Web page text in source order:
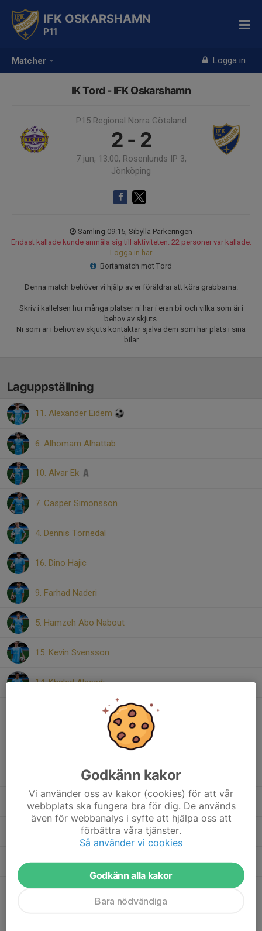
Matcher Logga in
IFK OSKARSHAMN
P11
IK Tord - IFK Oskarshamn
P15 Regional Norra Götaland
2 - 2
7 jun, 13:00, Rosenlunds IP 3,
Jönköping
Samling 09:15, Sibylla Parkeringen
Endast kallade kunde anmäla sig till aktiviteten. 22 personer var kallade.
Logga in här
Bortamatch mot Tord
Denna match behöver vi hjälp av er föräldrar att köra grabbarna.
Skriv i kallelsen hur många platser ni har i eran bil och vilka som är i
behov av skjuts.
Ni som är i behov av skjuts kontaktar själva dem som har plats i sina
bilar
Laguppställning
11. Alexander Eidem
6. Alhomam Alhattab
10. Alvar Ek
7. Casper Simonsson
4. Dennis Tornedal
16. Dino Hajic
9. Farhad Naderi
5. Hamzeh Abo Nabout
15. Kevin Svensson
14. Khaled Alaeedi
3. Mahmoud Kara Mohammad
1. Melvin Torres Poopuu
13. Taim Alhattab
27. Theo Svensson
2. Vilde Wisfelt Schärström
18. Wilgot Juved
Godkänn kakor
Vi använder oss av kakor (cookies) för att vår
webbplats ska fungera bra för dig. De används
även för webbanalys i syfte att hjälpa oss att
förbättra våra tjänster.
Så använder vi cookies
Godkänn alla kakor
Bara nödvändiga